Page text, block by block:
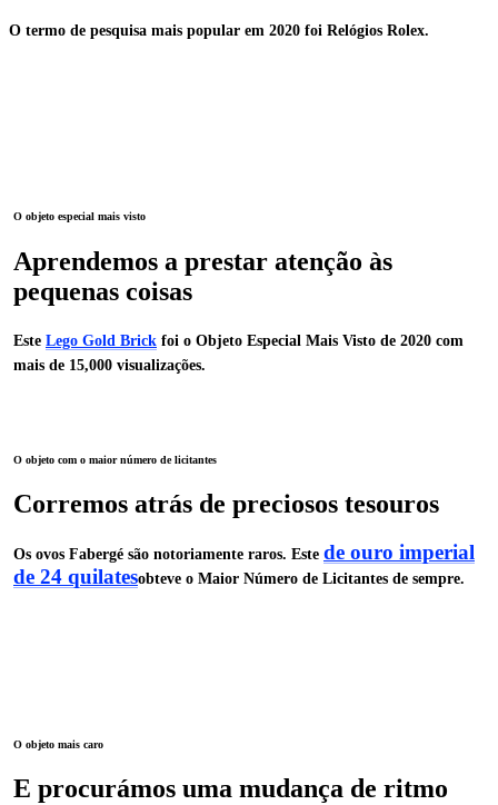
O termo de pesquisa mais popular em 2020 foi Relógios Rolex.
O objeto especial mais visto
Aprendemos a prestar atenção às
pequenas coisas
Este Lego Gold Brick foi o Objeto Especial Mais Visto de 2020 com
mais de 15,000 visualizações.
O objeto com o maior número de licitantes
Corremos atrás de preciosos tesouros
Os ovos Fabergé são notoriamente raros. Este de ouro imperial
de 24 quilatesobteve o Maior Número de Licitantes de sempre.
O objeto mais caro
E procurámos uma mudança de ritmo